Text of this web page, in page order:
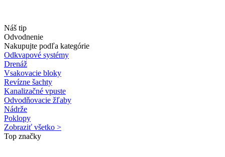
Náš tip
Odvodnenie
Nakupujte podľa kategórie
Odkvapové systémy
Drenáž
Vsakovacie bloky
Revízne šachty
Kanalizačné vpuste
Odvodňovacie žľaby
Nádrže
Poklopy
Zobraziť všetko >
Top značky